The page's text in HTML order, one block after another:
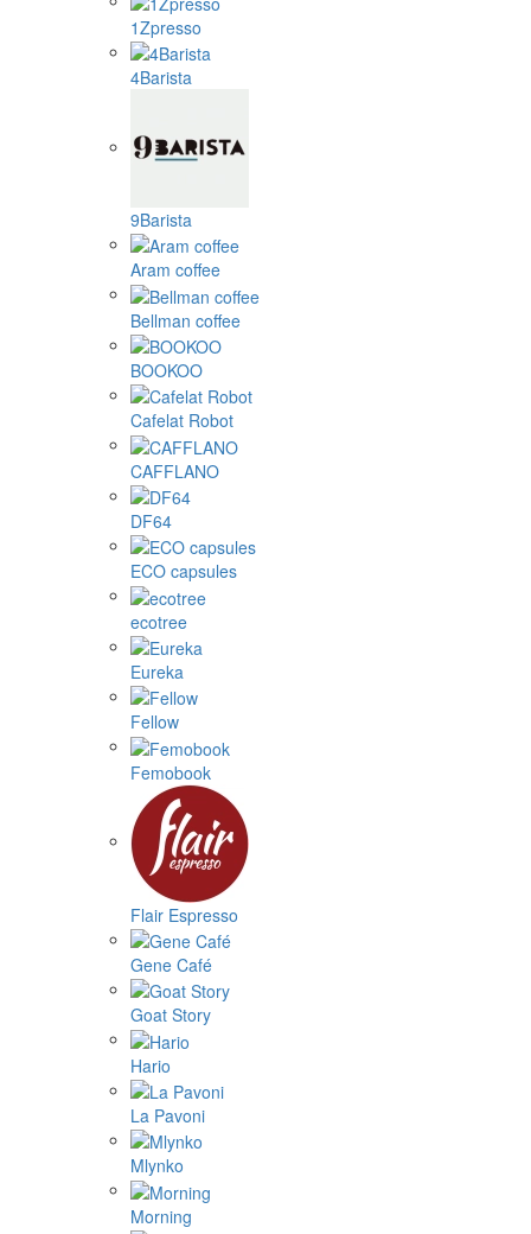
1Zpresso
4Barista
9Barista
Aram coffee
Bellman coffee
BOOKOO
Cafelat Robot
CAFFLANO
DF64
ECO capsules
ecotree
Eureka
Fellow
Femobook
Flair Espresso
Gene Café
Goat Story
Hario
La Pavoni
Mlynko
Morning